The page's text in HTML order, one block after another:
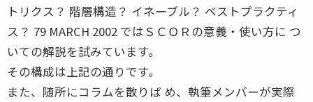
トリクス？ 階層構造？ イネーブル？ ベストプラクティ
ス？ 79 MARCH 2002 ではＳＣＯＲの意義・使い方に つ
いての解説を試みています。
その構成は上記の通りです。
また、随所にコラムを散りば め、執筆メンバーが実際